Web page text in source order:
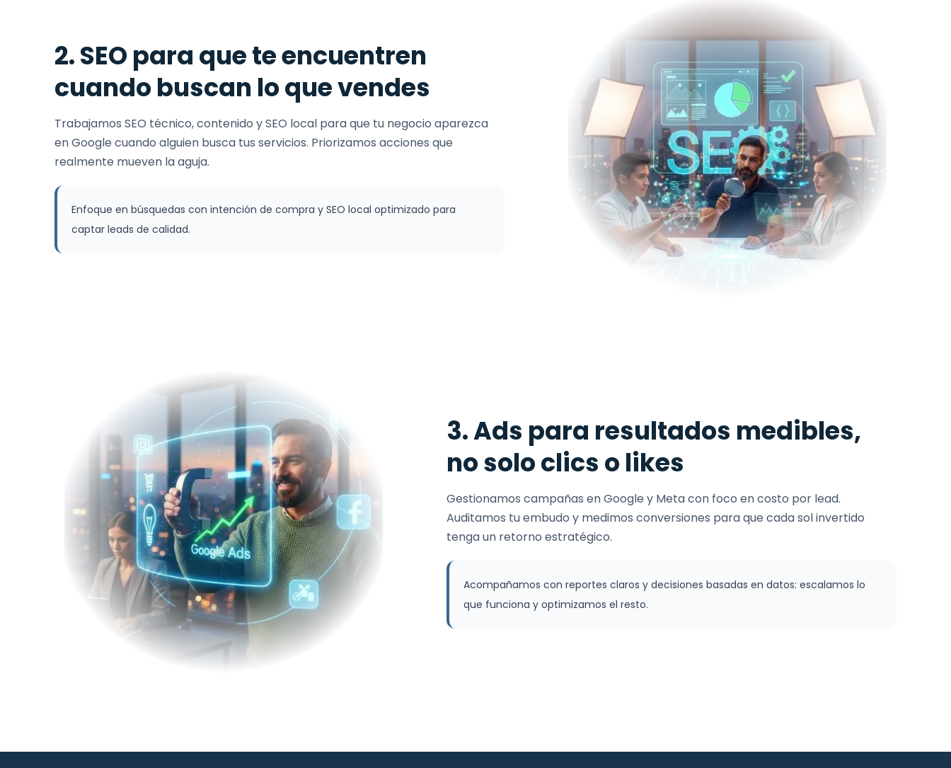
2. SEO para que te encuentren
cuando buscan lo que vendes
Trabajamos SEO técnico, contenido y SEO local para que tu negocio aparezca
en Google cuando alguien busca tus servicios. Priorizamos acciones que
realmente mueven la aguja.
Enfoque en búsquedas con intención de compra y SEO local optimizado para
captar leads de calidad.
3. Ads para resultados medibles,
no solo clics o likes
Gestionamos campañas en Google y Meta con foco en costo por lead.
Auditamos tu embudo y medimos conversiones para que cada sol invertido
tenga un retorno estratégico.
Acompañamos con reportes claros y decisiones basadas en datos: escalamos lo
que funciona y optimizamos el resto.